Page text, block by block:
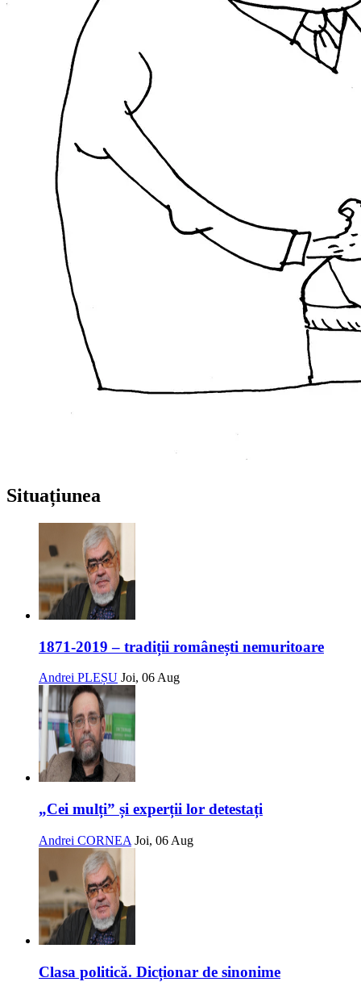
Situațiunea
1871-2019 – tradiții românești nemuritoare
Andrei PLEȘU Joi, 06 Aug
„Cei mulți” și experții lor detestați
Andrei CORNEA Joi, 06 Aug
Clasa politică. Dicționar de sinonime